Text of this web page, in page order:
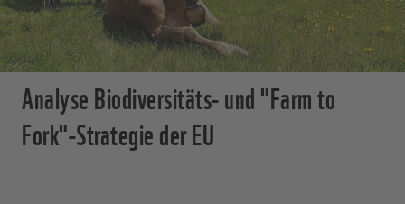
Analyse Biodiversitäts- und "Farm to
Fork"-Strategie der EU